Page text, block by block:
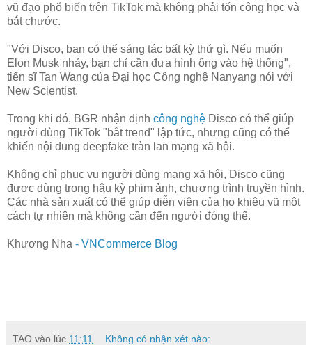
vũ đạo phổ biến trên TikTok mà không phải tốn công học và
bắt chước.
"Với Disco, bạn có thể sáng tác bất kỳ thứ gì. Nếu muốn
Elon Musk nhảy, bạn chỉ cần đưa hình ông vào hệ thống",
tiến sĩ Tan Wang của Đại học Công nghệ Nanyang nói với
New Scientist.
Trong khi đó, BGR nhận định công nghệ Disco có thể giúp
người dùng TikTok "bắt trend" lập tức, nhưng cũng có thể
khiến nội dung deepfake tràn lan mạng xã hội.
Không chỉ phục vụ người dùng mạng xã hội, Disco cũng
được dùng trong hậu kỳ phim ảnh, chương trình truyền hình.
Các nhà sản xuất có thể giúp diễn viên của họ khiêu vũ một
cách tự nhiên mà không cần đến người đóng thế.
Khương Nha - VNCommerce Blog
TAO vào lúc 11:11 Không có nhận xét nào: